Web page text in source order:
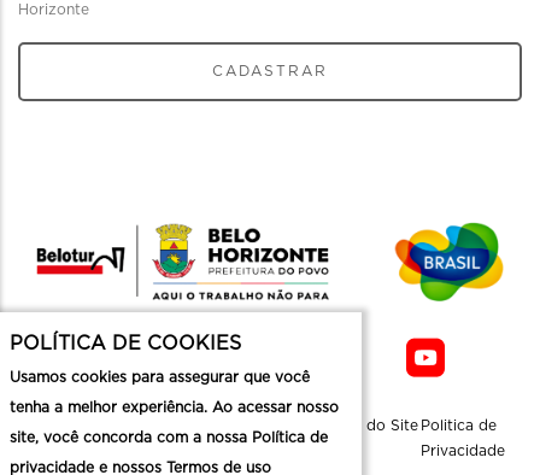
Horizonte
CADASTRAR
Mapa do Site Politica de
Privacidade
POLÍTICA DE COOKIES
Usamos cookies para assegurar que você
tenha a melhor experiência. Ao acessar nosso
site, você concorda com a nossa Política de
privacidade e nossos Termos de uso